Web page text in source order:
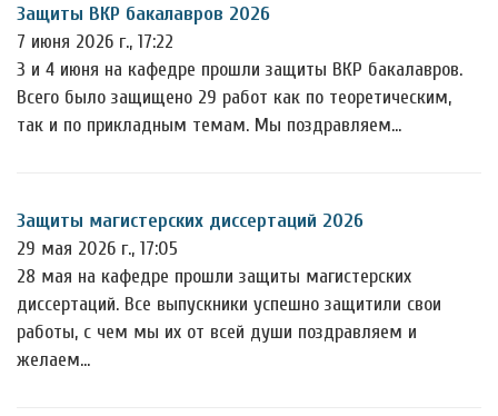
Защиты ВКР бакалавров 2026
7 июня 2026 г., 17:22
3 и 4 июня на кафедре прошли защиты ВКР бакалавров.
Всего было защищено 29 работ как по теоретическим,
так и по прикладным темам. Мы поздравляем…
Защиты магистерских диссертаций 2026
29 мая 2026 г., 17:05
28 мая на кафедре прошли защиты магистерских
диссертаций. Все выпускники успешно защитили свои
работы, с чем мы их от всей души поздравляем и
желаем…